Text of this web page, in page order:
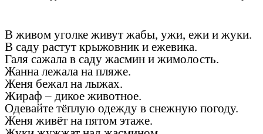
В живом уголке живут жабы, ужи, ежи и жуки.
В саду растут крыжовник и ежевика.
Галя сажала в саду жасмин и жимолость.
Жанна лежала на пляже.
Женя бежал на лыжах.
Жираф – дикое животное.
Одевайте тёплую одежду в снежную погоду.
Женя живёт на пятом этаже.